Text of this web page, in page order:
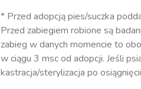
* Przed adopcją pies/suczka
Przed zabiegiem robione są
zabieg w danych momencie to
w ciągu 3 msc od adopcji. Jeśli
kastracja/sterylizacja po